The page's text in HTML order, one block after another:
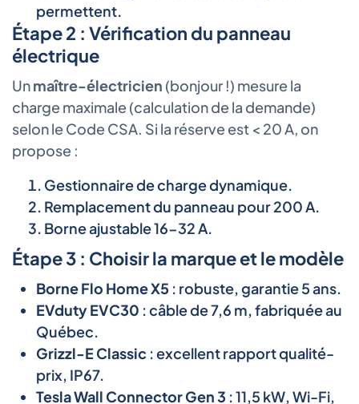
permettent.
Étape 2 : Vérification du panneau
électrique
Unmaître-électricien (bonjour !) mesure la
charge maximale (calculation de la demande)
selon le Code CSA. Si la réserve est < 20 A, on
propose :
Gestionnaire de charge dynamique.
Remplacement du panneau pour 200 A.
Borne ajustable 16-32 A.
Étape 3 : Choisir la marque et le modèle
Borne Flo Home X5 : robuste, garantie 5 ans.
EVduty EVC30 : câble de 7,6 m, fabriquée au
Québec.
Grizzl-E Classic : excellent rapport qualité-
prix, IP67.
Tesla Wall Connector Gen 3 : 11,5 kW, Wi-Fi,